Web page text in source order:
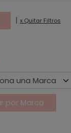
| x Quitar Filtros